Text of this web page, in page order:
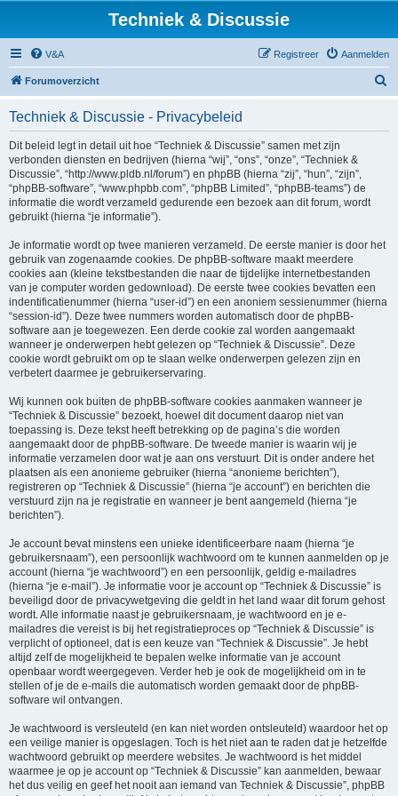
Techniek & Discussie
V&A Aanmelden
Registreer
Forumoverzicht
Techniek & Discussie - Privacybeleid
Dit beleid legt in detail uit hoe “Techniek & Discussie” samen met zijn
verbonden diensten en bedrijven (hierna “wij”, “ons”, “onze”, “Techniek &
Discussie”, “http://www.pldb.nl/forum”) en phpBB (hierna “zij”, “hun”, “zijn”,
“phpBB-software”, “www.phpbb.com”, “phpBB Limited”, “phpBB-teams”) de
informatie die wordt verzameld gedurende een bezoek aan dit forum, wordt
gebruikt (hierna “je informatie”).
Je informatie wordt op twee manieren verzameld. De eerste manier is door het
gebruik van zogenaamde cookies. De phpBB-software maakt meerdere
cookies aan (kleine tekstbestanden die naar de tijdelijke internetbestanden
van je computer worden gedownload). De eerste twee cookies bevatten een
indentificatienummer (hierna “user-id”) en een anoniem sessienummer (hierna
“session-id”). Deze twee nummers worden automatisch door de phpBB-
software aan je toegewezen. Een derde cookie zal worden aangemaakt
wanneer je onderwerpen hebt gelezen op “Techniek & Discussie”. Deze
cookie wordt gebruikt om op te slaan welke onderwerpen gelezen zijn en
verbetert daarmee je gebruikerservaring.
Wij kunnen ook buiten de phpBB-software cookies aanmaken wanneer je
“Techniek & Discussie” bezoekt, hoewel dit document daarop niet van
toepassing is. Deze tekst heeft betrekking op de pagina’s die worden
aangemaakt door de phpBB-software. De tweede manier is waarin wij je
informatie verzamelen door wat je aan ons verstuurt. Dit is onder andere het
plaatsen als een anonieme gebruiker (hierna “anonieme berichten”),
registreren op “Techniek & Discussie” (hierna “je account”) en berichten die
verstuurd zijn na je registratie en wanneer je bent aangemeld (hierna “je
berichten”).
Je account bevat minstens een unieke identificeerbare naam (hierna “je
gebruikersnaam”), een persoonlijk wachtwoord om te kunnen aanmelden op je
account (hierna “je wachtwoord”) en een persoonlijk, geldig e-mailadres
(hierna “je e-mail”). Je informatie voor je account op “Techniek & Discussie” is
beveiligd door de privacywetgeving die geldt in het land waar dit forum gehost
wordt. Alle informatie naast je gebruikersnaam, je wachtwoord en je e-
mailadres die vereist is bij het registratieproces op “Techniek & Discussie” is
verplicht of optioneel, dat is een keuze van “Techniek & Discussie”. Je hebt
altijd zelf de mogelijkheid te bepalen welke informatie van je account
openbaar wordt weergegeven. Verder heb je ook de mogelijkheid om in te
stellen of je de e-mails die automatisch worden gemaakt door de phpBB-
software wil ontvangen.
Je wachtwoord is versleuteld (en kan niet worden ontsleuteld) waardoor het op
een veilige manier is opgeslagen. Toch is het niet aan te raden dat je hetzelfde
wachtwoord gebruikt op meerdere websites. Je wachtwoord is het middel
waarmee je op je account op “Techniek & Discussie” kan aanmelden, bewaar
het dus veilig en geef het nooit aan iemand van Techniek & Discussie”, phpBB